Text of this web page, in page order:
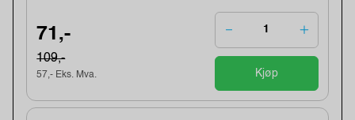
71,-
109,-
57,- Eks. Mva. Kjøp